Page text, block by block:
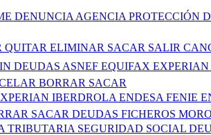
DENUNCIA AGENCIA PROTECCIÓN
QUITAR ELIMINAR SACAR SALIR
DEUDAS ASNEF EQUIFAX
BORRAR SACAR
IBERDROLA ENDESA
SACAR DEUDAS FICHEROS
TRIBUTARIA SEGURIDAD SOCIAL